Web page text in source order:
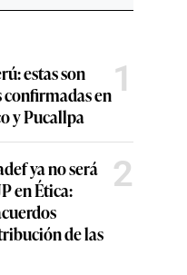
estas son
confirmadas en
y Pucallpa
1
ya no será
en Ética:
de las
2